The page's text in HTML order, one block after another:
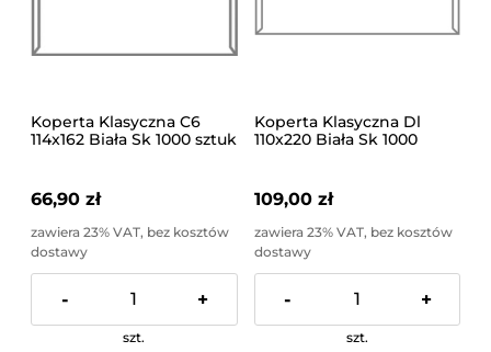
Koperta Klasyczna C6
114x162 Biała Sk 1000 sztuk
66,90 zł
zawiera 23% VAT, bez kosztów
dostawy
- +
szt.
Koperta Klasyczna Dl
110x220 Biała Sk 1000
109,00 zł
zawiera 23% VAT, bez kosztów
dostawy
- +
szt.